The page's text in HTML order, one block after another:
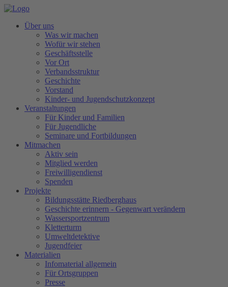
Über uns
Was wir machen
Wofür wir stehen
Geschäftsstelle
Vor Ort
Verbandsstruktur
Geschichte
Vorstand
Kinder- und Jugendschutzkonzept
Veranstaltungen
Für Kinder und Familien
Für Jugendliche
Seminare und Fortbildungen
Mitmachen
Aktiv sein
Mitglied werden
Freiwilligendienst
Spenden
Projekte
Bildungsstätte Riedberghaus
Geschichte erinnern - Gegenwart verändern
Wassersportzentrum
Kletterturm
Umweltdetektive
Jugendfeier
Materialien
Infomaterial allgemein
Für Ortsgruppen
Presse